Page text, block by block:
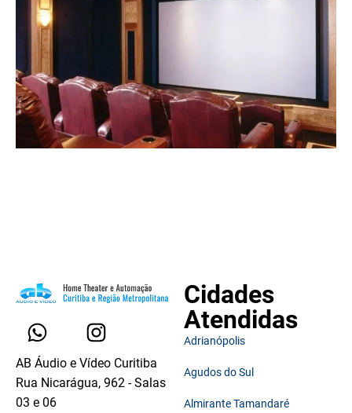
AB Áudio e Vídeo Curitiba
Rua Nicarágua, 962 - Salas
03 e 06
Cidades
Atendidas
Adrianópolis
Agudos do Sul
Almirante Tamandaré